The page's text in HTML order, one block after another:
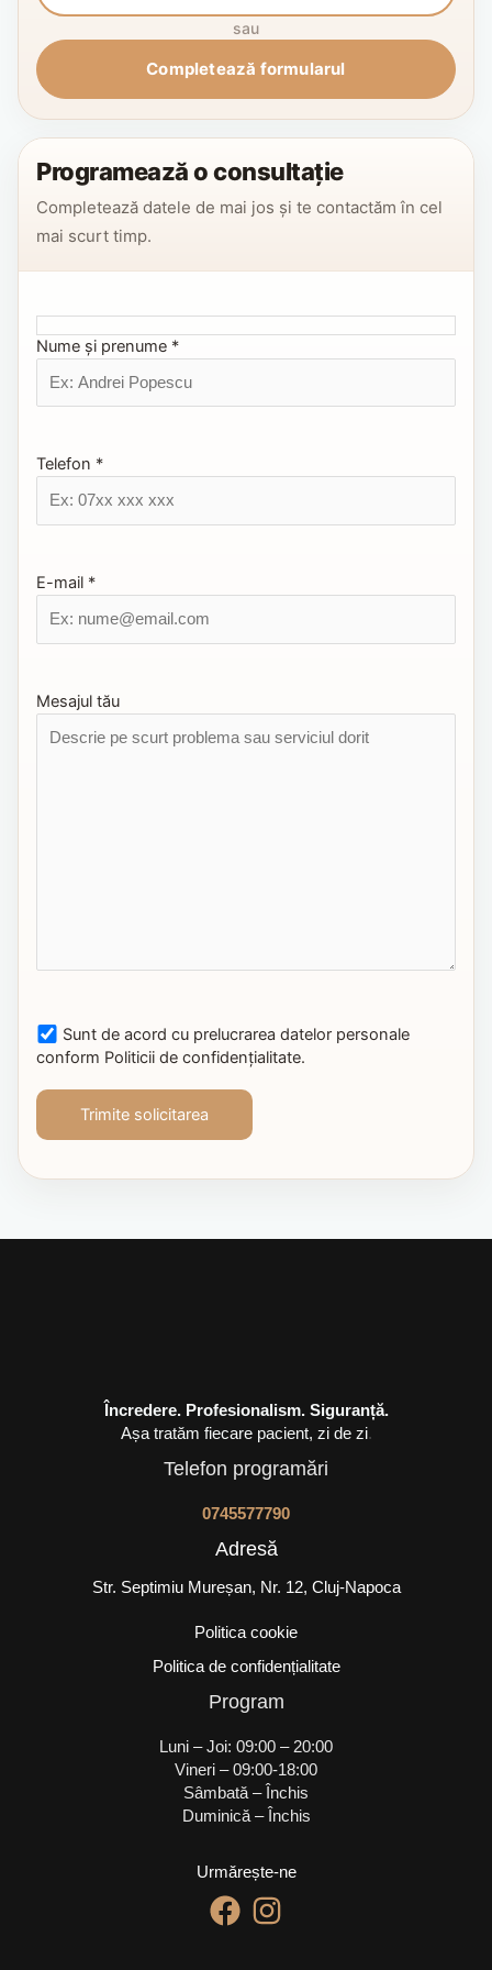
sau
Completează formularul
Programează o consultație
Completează datele de mai jos și te contactăm în cel
mai scurt timp.
Nume și prenume *
Telefon *
E-mail *
Mesajul tău
Sunt de acord cu prelucrarea datelor personale
conform Politicii de confidențialitate.
Încredere. Profesionalism. Siguranță.
Așa tratăm fiecare pacient, zi de zi.
Telefon programări
0745577790
Adresă
Str. Septimiu Mureșan, Nr. 12, Cluj-Napoca
Politica cookie
Politica de confidențialitate
Program
Luni – Joi: 09:00 – 20:00
Vineri – 09:00-18:00
Sâmbată – Închis
Duminică – Închis
Urmărește-ne